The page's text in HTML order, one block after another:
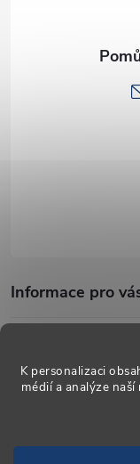
K personalizaci
médií a analýze
Informace pro